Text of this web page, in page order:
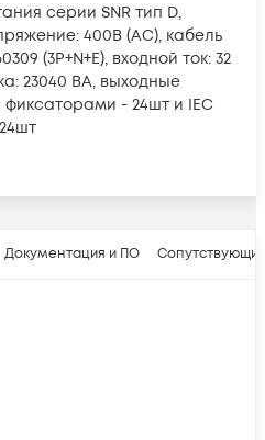
серии SNR тип D,
400В (AC), кабель
(3P+N+E), входной ток: 32
23040 ВА, выходные
фиксаторами - 24шт и IEC
Документация и ПО